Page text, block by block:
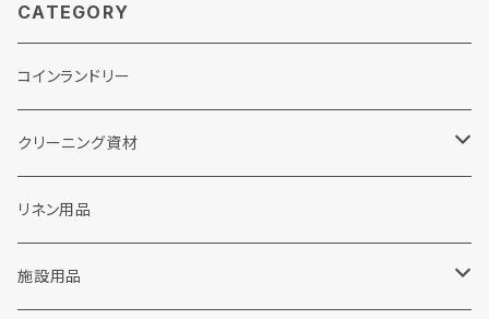
CATEGORY
コインランドリー
クリーニング資材
ランドリー洗剤関連
粉末洗剤
ドライクリーニング関連
リネン用品
施設用品